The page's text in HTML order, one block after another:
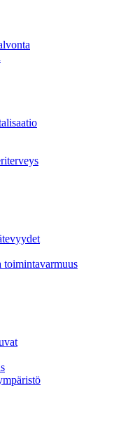
toimintavarmuus